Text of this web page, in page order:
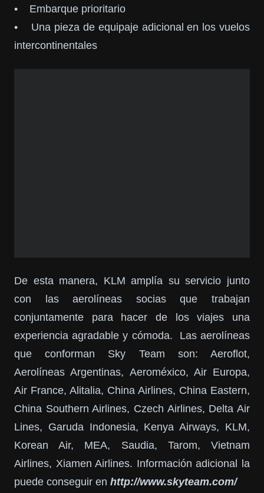
• Embarque prioritario
• Una pieza de equipaje adicional en los vuelos
intercontinentales
De esta manera, KLM amplía su servicio junto
con las aerolíneas socias que trabajan
conjuntamente para hacer de los viajes una
experiencia agradable y cómoda. Las aerolíneas
que conforman Sky Team son: Aeroflot,
Aerolíneas Argentinas, Aeroméxico, Air Europa,
Air France, Alitalia, China Airlines, China Eastern,
China Southern Airlines, Czech Airlines, Delta Air
Lines, Garuda Indonesia, Kenya Airways, KLM,
Korean Air, MEA, Saudia, Tarom, Vietnam
Airlines, Xiamen Airlines. Información adicional la
puede conseguir en http://www.skyteam.com/